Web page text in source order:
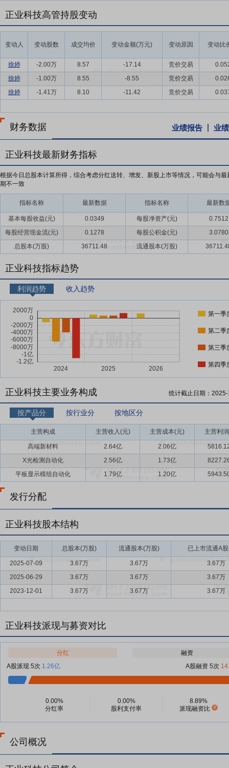
正业科技高管持股变动
变动人 变动股数 成交均价 变动金额(万元) 变动原因 变动比
徐婷 -2.00万 8.57 -17.14 竞价交易
徐婷
-1.00万 8.55 -8.55 竞价交易
徐婷
-1.41万 8.10 -11.42 竞价交易
财务数据 业绩报告 业
正业科技最新财务指标
根据今日总股本计算所得，综合考虑分红送转、增发、新股上市等情况，可能会与最
期不一致
指标名称 最新数据 指标名称 最新数
基本每股收益(元) 0.0349 每股净资产(元)
0.7512
每股经营现金流(元)
0.1278 每股公积金(元)
3.0780
总股本(万股)
36711.48 流通股本(万股)
正业科技指标趋势
利润趋势 收入趋势
第一季
第二季
第三季
第四季
正业科技主要业务构成 统计截止日期：
按产品分 按行业分 按地区分
主营构成 主营收入(元) 主营成本(元) 主营利
高端新材料 2.64亿 2.06亿
X光检测自动化
2.56亿 1.73亿
平板显示模组自动化
1.79亿 1.20亿
发行分配
正业科技股本结构
变动日期 总股本(万股) 流通股本(万股) 已上市流通A
2025-07-09 3.67万 3.67万
3.67万
2025-06-29
3.67万 3.67万
3.67万
2023-12-01
3.67万 3.67万 3.67万
正业科技派现与募资对比
分红
融资
A股派现 5次 1.26亿 A股融资 5次
0.00%
分红率
0.00%
股利支付率
8.89%
派现融资比
公司概况